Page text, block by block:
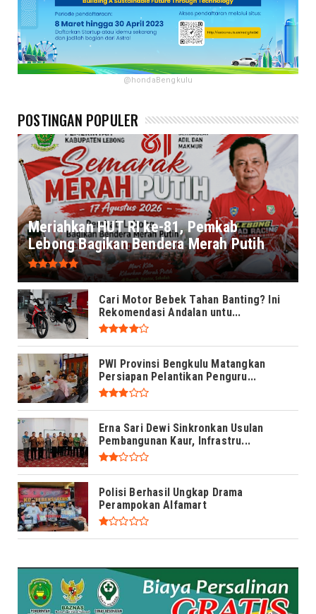
@hondaBengkulu
POSTINGAN POPULER
Meriahkan HUT RI ke-81, Pemkab
Lebong Bagikan Bendera Merah Putih
Cari Motor Bebek Tahan Banting? Ini
Rekomendasi Andalan untu...
PWI Provinsi Bengkulu Matangkan
Persiapan Pelantikan Penguru...
Erna Sari Dewi Sinkronkan Usulan
Pembangunan Kaur, Infrastru...
Polisi Berhasil Ungkap Drama
Perampokan Alfamart